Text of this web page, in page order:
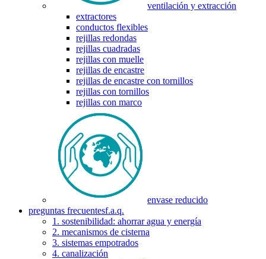
ventilación y extracción
extractores
conductos flexibles
rejillas redondas
rejillas cuadradas
rejillas con muelle
rejillas de encastre
rejillas de encastre con tornillos
rejillas con tornillos
rejillas con marco
envase reducido
preguntas frecuentesf.a.q.
1. sostenibilidad: ahorrar agua y energía
2. mecanismos de cisterna
3. sistemas empotrados
4. canalización